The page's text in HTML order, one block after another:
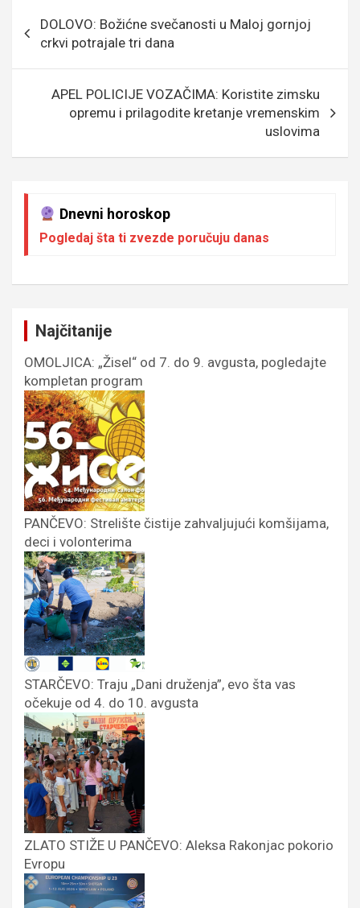
o
o
k
e
er
A
p
p
чланка
DOLOVO: Božićne svečanosti u Maloj gornjoj
crkvi potrajale tri dana
APEL POLICIJE VOZAČIMA: Koristite zimsku
opremu i prilagodite kretanje vremenskim
uslovima
Dnevni horoskop
Pogledaj šta ti zvezde poručuju danas
Najčitanije
OMOLJICA: „Žisel“ od 7. do 9. avgusta, pogledajte
kompletan program
PANČEVO: Strelište čistije zahvaljujući komšijama,
deci i volonterima
STARČEVO: Traju „Dani druženja”, evo šta vas
očekuje od 4. do 10. avgusta
ZLATO STIŽE U PANČEVO: Aleksa Rakonjac pokorio
Evropu